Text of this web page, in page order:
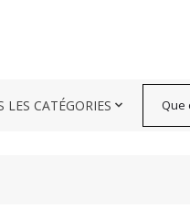
LES CATÉGORIES